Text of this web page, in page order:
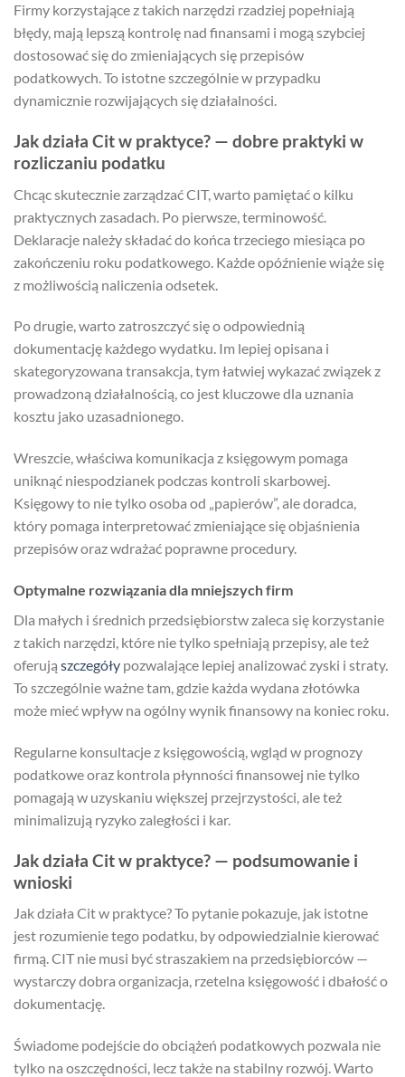
Firmy korzystające z takich narzędzi rzadziej popełniają
błędy, mają lepszą kontrolę nad finansami i mogą szybciej
dostosować się do zmieniających się przepisów
podatkowych. To istotne szczególnie w przypadku
dynamicznie rozwijających się działalności.
Jak działa Cit w praktyce? — dobre praktyki w
rozliczaniu podatku
Chcąc skutecznie zarządzać CIT, warto pamiętać o kilku
praktycznych zasadach. Po pierwsze, terminowość.
Deklaracje należy składać do końca trzeciego miesiąca po
zakończeniu roku podatkowego. Każde opóźnienie wiąże się
z możliwością naliczenia odsetek.
Po drugie, warto zatroszczyć się o odpowiednią
dokumentację każdego wydatku. Im lepiej opisana i
skategoryzowana transakcja, tym łatwiej wykazać związek z
prowadzoną działalnością, co jest kluczowe dla uznania
kosztu jako uzasadnionego.
Wreszcie, właściwa komunikacja z księgowym pomaga
uniknąć niespodzianek podczas kontroli skarbowej.
Księgowy to nie tylko osoba od „papierów”, ale doradca,
który pomaga interpretować zmieniające się objaśnienia
przepisów oraz wdrażać poprawne procedury.
Optymalne rozwiązania dla mniejszych firm
Dla małych i średnich przedsiębiorstw zaleca się korzystanie
z takich narzędzi, które nie tylko spełniają przepisy, ale też
oferują szczegóły pozwalające lepiej analizować zyski i straty.
To szczególnie ważne tam, gdzie każda wydana złotówka
może mieć wpływ na ogólny wynik finansowy na koniec roku.
Regularne konsultacje z księgowością, wgląd w prognozy
podatkowe oraz kontrola płynności finansowej nie tylko
pomagają w uzyskaniu większej przejrzystości, ale też
minimalizują ryzyko zaległości i kar.
Jak działa Cit w praktyce? — podsumowanie i
wnioski
Jak działa Cit w praktyce? To pytanie pokazuje, jak istotne
jest rozumienie tego podatku, by odpowiedzialnie kierować
firmą. CIT nie musi być straszakiem na przedsiębiorców —
wystarczy dobra organizacja, rzetelna księgowość i dbałość o
dokumentację.
Świadome podejście do obciążeń podatkowych pozwala nie
tylko na oszczędności, lecz także na stabilny rozwój. Warto